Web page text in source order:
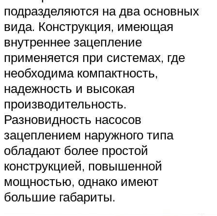
подразделяются на два основных
вида. Конструкция, имеющая
внутреннее зацепление
применяется при системах, где
необходима компактность,
надежность и высокая
производительность.
Разновидность насосов
зацеплением наружного типа
обладают более простой
конструкцией, повышенной
мощностью, однако имеют
большие габариты.